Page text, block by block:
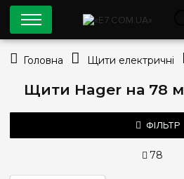
Щити Hager на 78
ФІЛЬТР
78
0
044
Viber
Головна Щити електричні